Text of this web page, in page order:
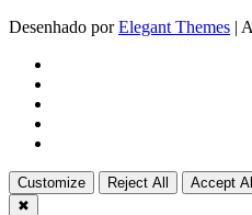
Desenhado porElegant Themes |
Customize Reject All
Accept
✖